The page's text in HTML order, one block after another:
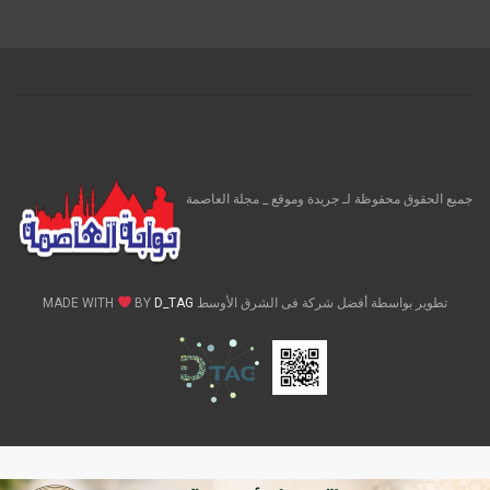
جميع الحقوق محفوظة لـ جريدة وموقع _ مجلة العاصمة
تطوير بواسطة أفضل شركة فى الشرق الأوسط MADE WITH BY D_TAG